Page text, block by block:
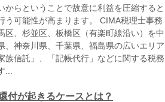
からということで故意に利益を圧縮すると
う可能性が高まります。 CIMA税理士事務
区、杉並区、板橋区（有楽町線沿い）を中
、神奈川県、千葉県、福島県の広いエリア
族信託」、「記帳代行」などに関する税務
付が起きるケースとは？